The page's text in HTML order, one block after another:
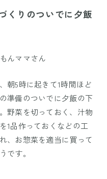
くりのついでに夕飯
んママさん
朝5時に起きて1時間ほど
準備のついでに夕飯の下
野菜を切っておく、汁物
1品作っておくなどの工
、お惣菜を適当に買って
です。